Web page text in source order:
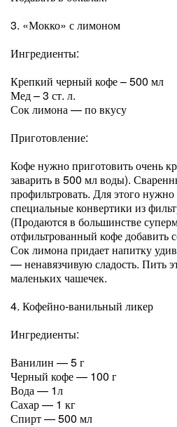
3. «Мокко» с лимоном
Ингредиенты:
Крепкий черный кофе – 500 мл
Мед – 3 ст. л.
Сок лимона — по вкусу
Приготовление:
Кофе нужно приготовить очень
заварить в 500 мл воды).
профильтровать. Для этого нужно
специальные конвертики из
(Продаются в большинстве
отфильтрованный кофе добавить
Сок лимона придает напитку
— ненавязчивую сладость. Пить
маленьких чашечек.
4. Кофейно-ванильный ликер
Ингредиенты:
Ванилин — 5 г
Черный кофе — 100 г
Вода — 1л
Сахар — 1 кг
Спирт — 500 мл